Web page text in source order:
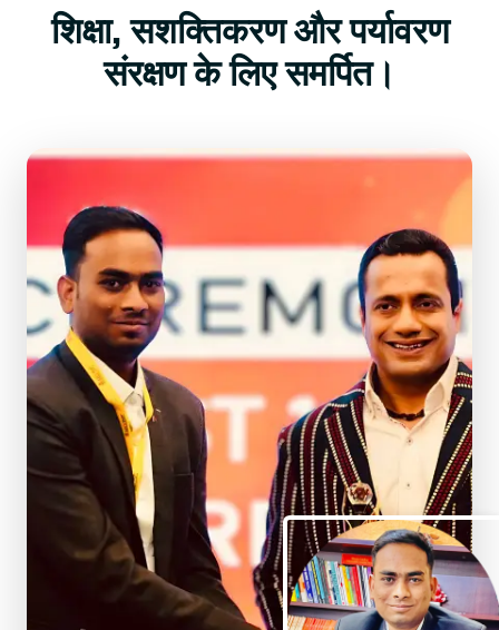
शिक्षा, सशक्तिकरण और पर्यावरण
संरक्षण के लिए समर्पित।